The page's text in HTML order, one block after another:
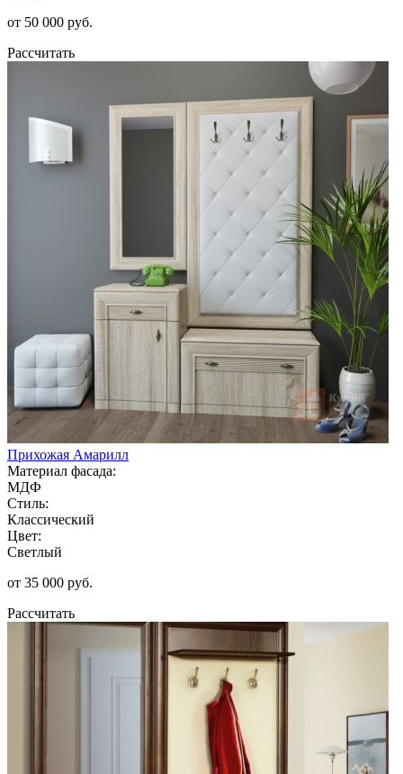
от 50 000 руб.
Рассчитать
Прихожая Амарилл
Материал фасада:
МДФ
Стиль:
Классический
Цвет:
Светлый
от 35 000 руб.
Рассчитать